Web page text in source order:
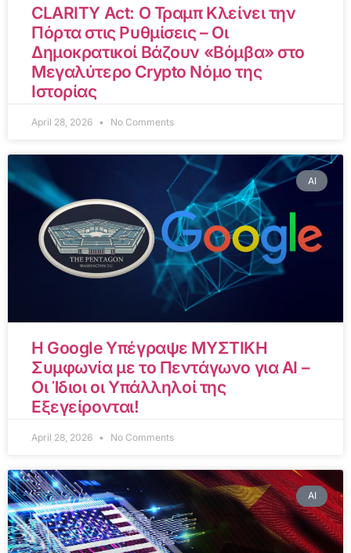
CLARITY Act: Ο Τραμπ Κλείνει την
Πόρτα στις Ρυθμίσεις – Οι
Δημοκρατικοί Βάζουν «Βόμβα» στο
Μεγαλύτερο Crypto Νόμο της
Ιστορίας
April 28, 2026 No Comments
AI
Η Google Υπέγραψε ΜΥΣΤΙΚΗ
Συμφωνία με το Πεντάγωνο για AI –
Οι Ίδιοι οι Υπάλληλοί της
Εξεγείρονται!
April 28, 2026 No Comments
AI